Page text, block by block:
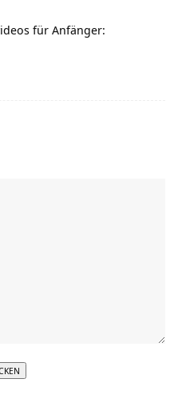
für Anfänger: